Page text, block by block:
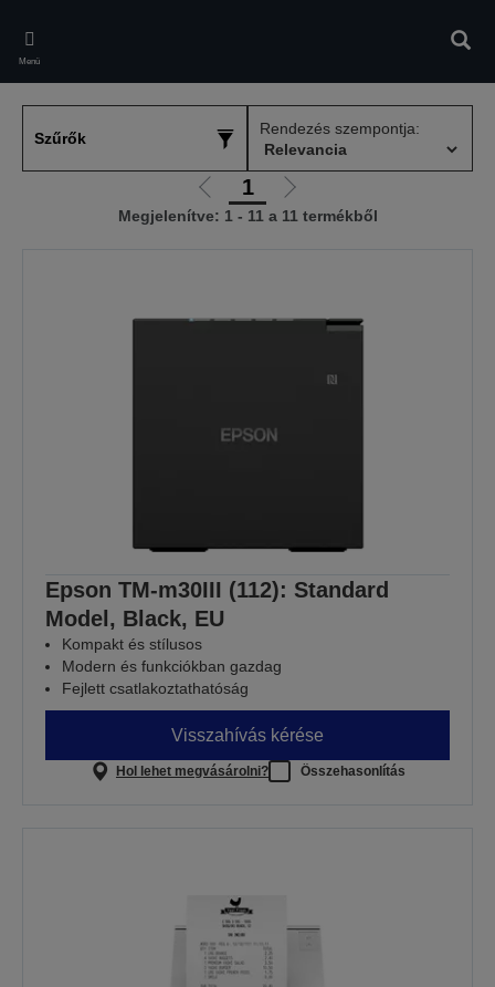
main
content
Menü
Szűrők
Rendezés szempontja:
Előző
oldalra
1
Következő
oldalra
Megjelenítve: 1 - 11 a 11 termékből
Epson TM-m30III (112): Standard
Model, Black, EU
Kompakt és stílusos
Modern és funkciókban gazdag
Fejlett csatlakoztathatóság
Visszahívás kérése
Hol lehet megvásárolni? Összehasonlítás